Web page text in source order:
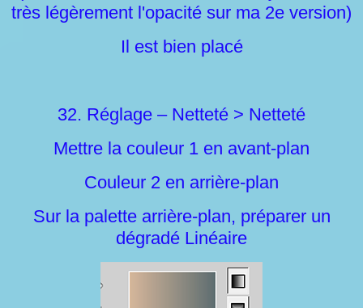
très légèrement l'opacité sur ma 2e version)
Il est bien placé
32. Réglage – Netteté > Netteté
Mettre la couleur 1 en avant-plan
Couleur 2 en arrière-plan
Sur la palette arrière-plan, préparer un
dégradé Linéaire